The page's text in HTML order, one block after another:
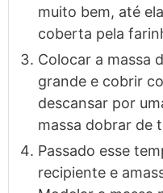
muito bem, até
coberta pela
Colocar a massa
grande e cobrir
descansar por
massa dobrar de
Passado esse
recipiente e